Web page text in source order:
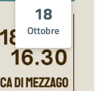
18
Ottobre